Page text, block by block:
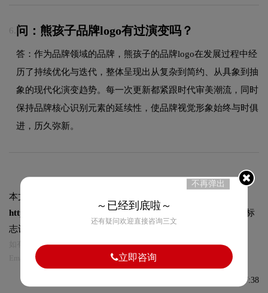
6. 问：熊孩子品牌logo有过演变吗？
答：作为品牌领域的品牌，熊孩子的品牌logo在发展过程中经
历了持续优化与迭代，整体呈现出从复杂到简约、从具象到抽
象的现代化演变趋势。每一次更新都紧跟时代审美潮流，同时
保持品牌核心识别元素的延续性，使品牌视觉形象始终与时俱
进，历久弥新。
本文标题和链接
https://logo9.net/works/12755.html转载时请注明出处为诗宸标
志设计及本链接!
如有内容侵犯您的合法权益，请及时与我们联系
Email:75696531@qq.com，我们将第一时间安排删除。
发布于2024-07-09 09:27:38
不再弹出
～已经到底啦～
还有疑问欢迎直接咨询三文
立即咨询